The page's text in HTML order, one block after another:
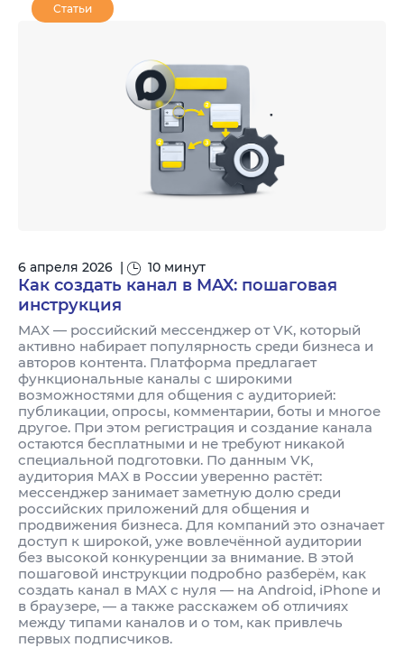
Статьи
6 апреля 2026 | 10 минут
Как создать канал в MAX: пошаговая
инструкция
MAX — российский мессенджер от VK, который
активно набирает популярность среди бизнеса и
авторов контента. Платформа предлагает
функциональные каналы с широкими
возможностями для общения с аудиторией:
публикации, опросы, комментарии, боты и многое
другое. При этом регистрация и создание канала
остаются бесплатными и не требуют никакой
специальной подготовки. По данным VK,
аудитория MAX в России уверенно растёт:
мессенджер занимает заметную долю среди
российских приложений для общения и
продвижения бизнеса. Для компаний это означает
доступ к широкой, уже вовлечённой аудитории
без высокой конкуренции за внимание. В этой
пошаговой инструкции подробно разберём, как
создать канал в MAX с нуля — на Android, iPhone и
в браузере, — а также расскажем об отличиях
между типами каналов и о том, как привлечь
первых подписчиков.